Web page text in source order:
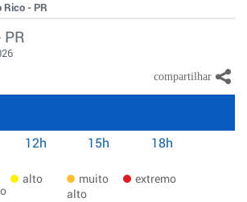
Rico - PR
12h 15h
18h
alto
muito
alto
extremo